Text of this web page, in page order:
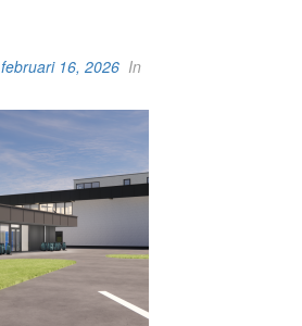
februari 16, 2026 In